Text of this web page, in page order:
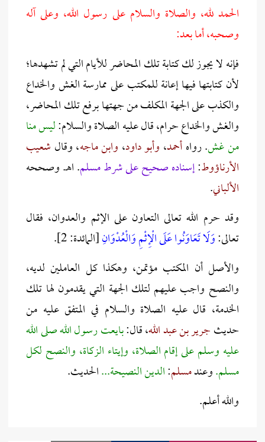
الحمد لله، والصلاة والسلام على رسول الله، وعلى آله
وصحبه، أما بعد:
فإنه لا يجوز لك كتابة تلك المحاضر للأيام التي لم تشهدها؛
لأن كتابتها فيها إعانة للمكتب على ممارسة الغش والخداع
والكذب على الجهة المكلف من جهتها برفع تلك المحاضر،
والغش والخداع حرام، قال عليه الصلاة والسلام:ليس منا
من غش. رواهأحمد، وأبو داود، وابن ماجه، وقال شعيب
الأرناؤوط:إسناده صحيح على شرط مسلم. اهـ. وصححه
الألباني.
وقد حرم الله تعالى التعاون على الإثم والعدوان، فقال
تعالى:وَلَا تَعَاوَنُوا عَلَى الْإِثْمِ وَالْعُدْوَانِ[المائدة: 2].
والأصل أن المكتب مؤتمن، وهكذا كل العاملين لديه،
والنصح واجب عليهم لتلك الجهة التي يقدمون لها تلك
الخدمة، قال عليه الصلاة والسلام في المتفق عليه من
حديثجرير بن عبد الله، قال:بايعت رسول الله صلى الله
عليه وسلم على إقام الصلاة، وإيتاء الزكاة، والنصح لكل
مسلم.وعندمسلم:الدين النصيحة...الحديث.
والله أعلم.